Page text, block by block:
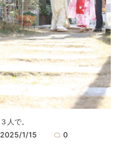
３人で。
2025/1/15
0